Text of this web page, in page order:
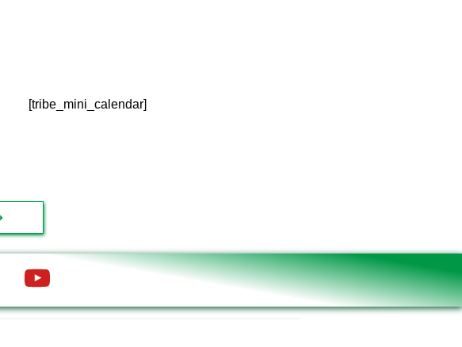
[tribe_mini_calendar]